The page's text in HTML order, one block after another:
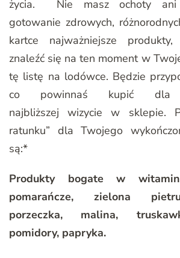
życia. Nie masz ochoty ani
gotowanie zdrowych,
kartce najważniejsze
znaleźć się na ten moment w
tę listę na lodówce. Będzie
co powinnaś kupić dla
najbliższej wizycie w sklepie.
ratunku” dla Twojego
są:*
Produkty bogate w
pomarańcze, zielona
porzeczka, malina,
pomidory, papryka.